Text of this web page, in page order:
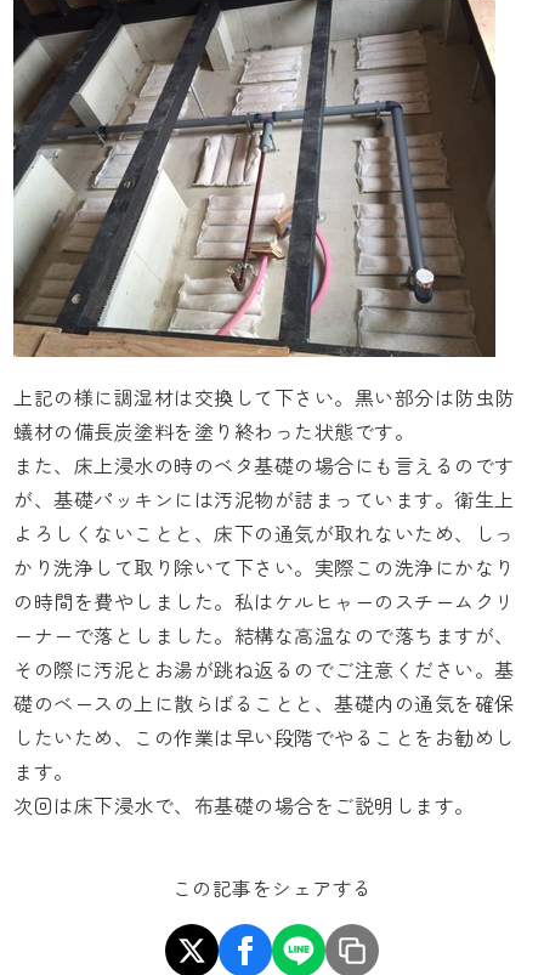
上記の様に調湿材は交換して下さい。黒い部分は防虫防
蟻材の備長炭塗料を塗り終わった状態です。
また、床上浸水の時のベタ基礎の場合にも言えるのです
が、基礎パッキンには汚泥物が詰まっています。衛生上
よろしくないことと、床下の通気が取れないため、しっ
かり洗浄して取り除いて下さい。実際この洗浄にかなり
の時間を費やしました。私はケルヒャーのスチームクリ
ーナーで落としました。結構な高温なので落ちますが、
その際に汚泥とお湯が跳ね返るのでご注意ください。基
礎のベースの上に散らばることと、基礎内の通気を確保
したいため、この作業は早い段階でやることをお勧めし
ます。
次回は床下浸水で、布基礎の場合をご説明します。
この記事をシェアする